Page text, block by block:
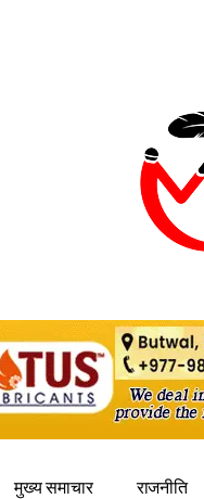
मुख्य समाचार राजनीति